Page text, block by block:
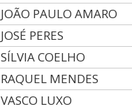
JOÃO PAULO AMARO
JOSÉ PERES
SÍLVIA COELHO
RAQUEL MENDES
VASCO LUXO